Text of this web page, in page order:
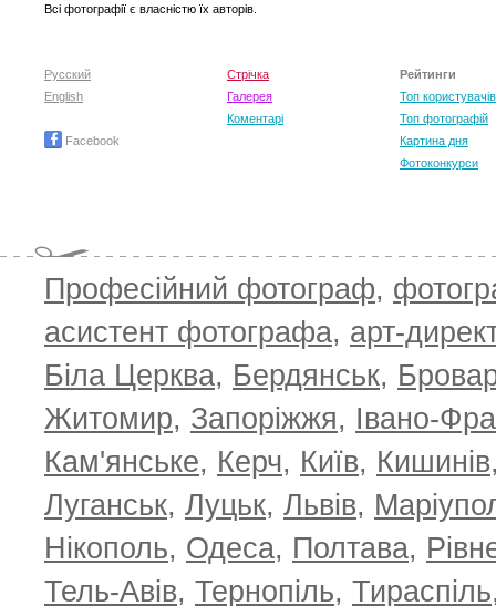
Всі фотографії є власністю їх авторів.
Русский
English
Facebook
Стрічка
Галерея
Коментарі
Рейтинги
Топ користувачів
Топ фотографій
Картина дня
Фотоконкурси
Професійний фотограф,
асистент фотографа, арт-
Біла Церква, Бердянськ,
Житомир, Запоріжжя, Івано-
Кам'янське, Керч, Київ, Кишинів
Луганськ, Луцьк, Львів,
Нікополь, Одеса, Полтава,
Тель-Авів, Тернопіль, Тираспіль